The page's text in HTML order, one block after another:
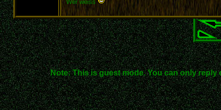
Wer weiss
Note: This is guest mode. You can only